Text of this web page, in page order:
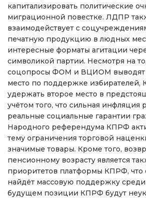
капитализировать политические
миграционной повестке. ЛДПР
взаимодействует с
печатную продукцию в людных
интересные форматы агитации
символикой партии. Несмотря на
соцопросы ФОМ и ВЦИОМ выводят
место по поддержке
удержать второе место в
учётом того, что сильная инфляция
реальные социальные гарантии
Народного референдума КПРФ
тему ограничения торговой
значимые товары. Кроме того,
пенсионному возрасту является
приоритетов платформы КПРФ, что
найдёт массовую поддержку
будущем позиции КПРФ будут